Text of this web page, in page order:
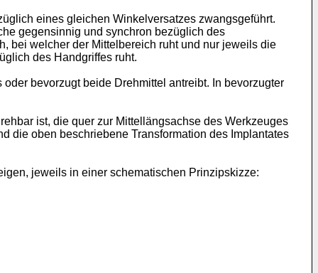
eines gleichen Winkelversatzes zwangsgeführt.
gegensinnig und synchron bezüglich des
bei welcher der Mittelbereich ruht und nur jeweils die
des Handgriffes ruht.
bevorzugt beide Drehmittel antreibt. In bevorzugter
ist, die quer zur Mittellängsachse des Werkzeuges
die oben beschriebene Transformation des Implantates
jeweils in einer schematischen Prinzipskizze: